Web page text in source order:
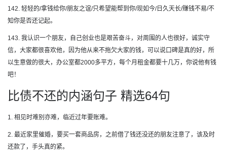
142. 轻轻的/拿钱给你/朋友之谊/只希望能帮到你/现如今/日久天长/赚钱不易/不
知你是否还记起。
143. 我认识一个朋友，自己创业也是艰苦奋斗，对周围的人也很好，诚实守
信，大家都很喜欢他，因为他从来不拖欠大家的钱，可以说口碑是真的好，所
以生意做的很大，办公室都2000多平方，每个月租金都要十几万，你说他有钱
吧！
比债不还的内涵句子 精选64句
1. 相见时难别亦难，临近过年要账难。
2. 最近家里催婚，要买一套商品房，之前借了钱还没还的朋友注意了，该及时
还款了，手头真的紧。